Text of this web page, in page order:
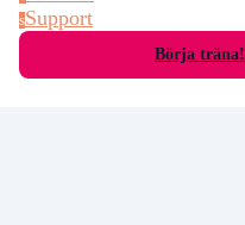
sSupport
Börja träna!